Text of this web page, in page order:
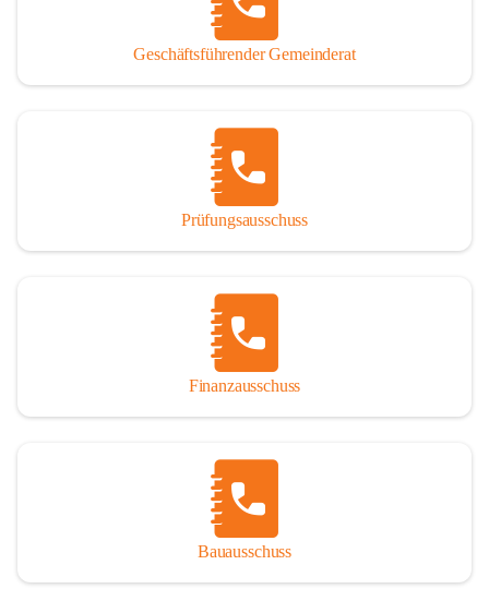
Geschäftsführender Gemeinderat
Prüfungsausschuss
Finanzausschuss
Bauausschuss